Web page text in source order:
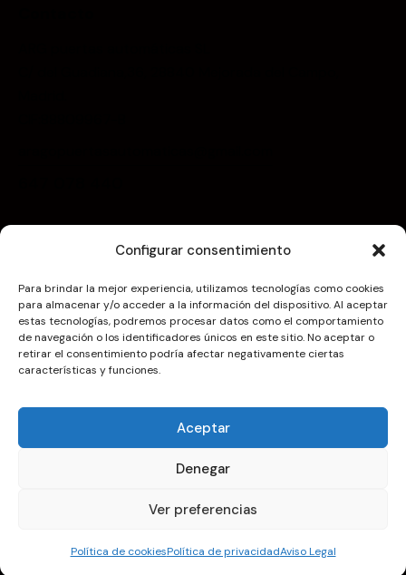
Configurar consentimiento
Para brindar la mejor experiencia, utilizamos tecnologías como cookies
para almacenar y/o acceder a la información del dispositivo. Al aceptar
estas tecnologías, podremos procesar datos como el comportamiento
de navegación o los identificadores únicos en este sitio. No aceptar o
retirar el consentimiento podría afectar negativamente ciertas
características y funciones.
Aceptar
Denegar
Ver preferencias
Política de cookiesPolítica de privacidadAviso Legal
Menú
Nosotros
Servicios
Trabajos realizados
Política de privacidad Política de cookies
PUERTAS ARAGO © 2026. Todos los derechos reservados